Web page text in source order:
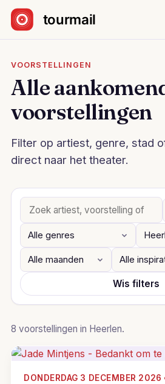
Sla navigatie over
VOORSTELLINGEN
Alle
voorstellingen
Filter op artiest, genre, stad
direct naar het theater.
Wis filters
8 voorstellingen in Heerlen.
DONDERDAG 3 DECEMBER